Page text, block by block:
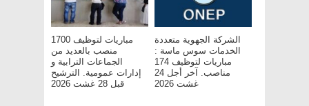
مباريات لتوظيف 1700
منصب بالعديد من
الجماعات الترابية و
إدارات عمومية. الترشيح
قبل 28 غشت 2026
الشركة الجهوية متعددة
الخدمات سوس ماسة :
مباريات لتوظيف 174
مناصب. آخر أجل 24
غشت 2026